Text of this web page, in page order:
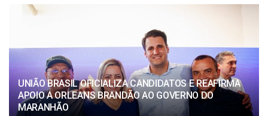
UNIÃO BRASIL OFICIALIZA CANDIDATOS E REAFIRMA
APOIO A ORLEANS BRANDÃO AO GOVERNO DO
MARANHÃO